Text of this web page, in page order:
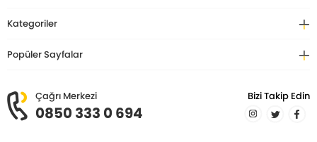
Kategoriler
Popüler Sayfalar
Çağrı Merkezi
0850 333 0 694
Bizi Takip Edin